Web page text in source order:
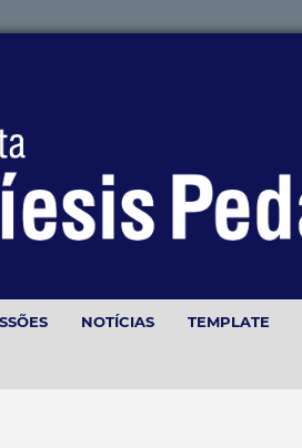
NOTÍCIAS TEMPLATE